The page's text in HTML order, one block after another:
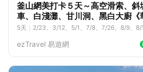
釜山網美打卡５天～高空滑索、斜
車、白淺灘、甘川洞、黑白大廚《
5天
2/23、3/12、5/1、7/8、7/26、8/9、
ezTravel 易遊網